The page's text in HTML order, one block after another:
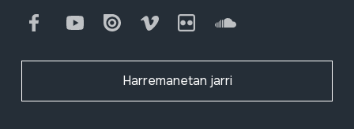
FacebookYoutube Issuu Vimeo Flickr SoundCloud
Harremanetan jarri